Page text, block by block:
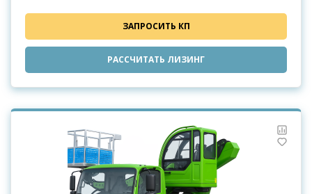
ЗАПРОСИТЬ КП
РАССЧИТАТЬ ЛИЗИНГ